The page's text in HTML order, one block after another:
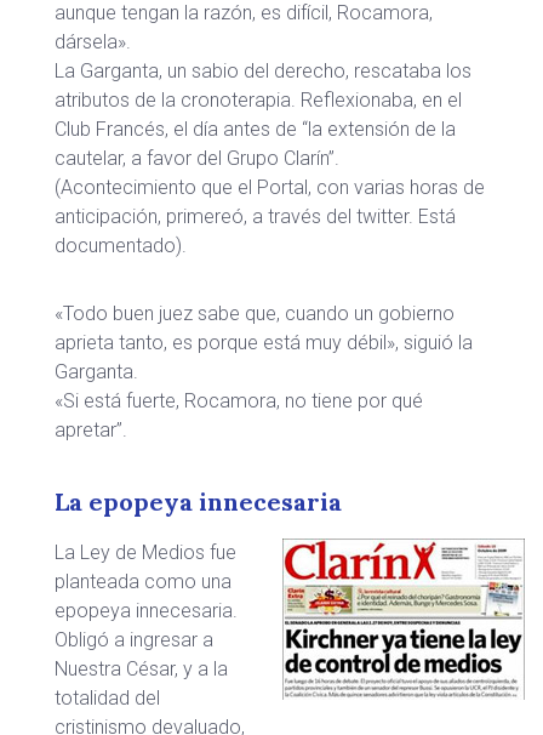
aunque tengan la razón, es difícil, Rocamora,
dársela».
La Garganta, un sabio del derecho, rescataba los
atributos de la cronoterapia. Reflexionaba, en el
Club Francés, el día antes de “la extensión de la
cautelar, a favor del Grupo Clarín”.
(Acontecimiento que el Portal, con varias horas de
anticipación, primereó, a través del twitter. Está
documentado).
«Todo buen juez sabe que, cuando un gobierno
aprieta tanto, es porque está muy débil», siguió la
Garganta.
«Si está fuerte, Rocamora, no tiene por qué
apretar”.
La epopeya innecesaria
La Ley de Medios fue
planteada como una
epopeya innecesaria.
Obligó a ingresar a
Nuestra César, y a la
totalidad del
cristinismo devaluado,